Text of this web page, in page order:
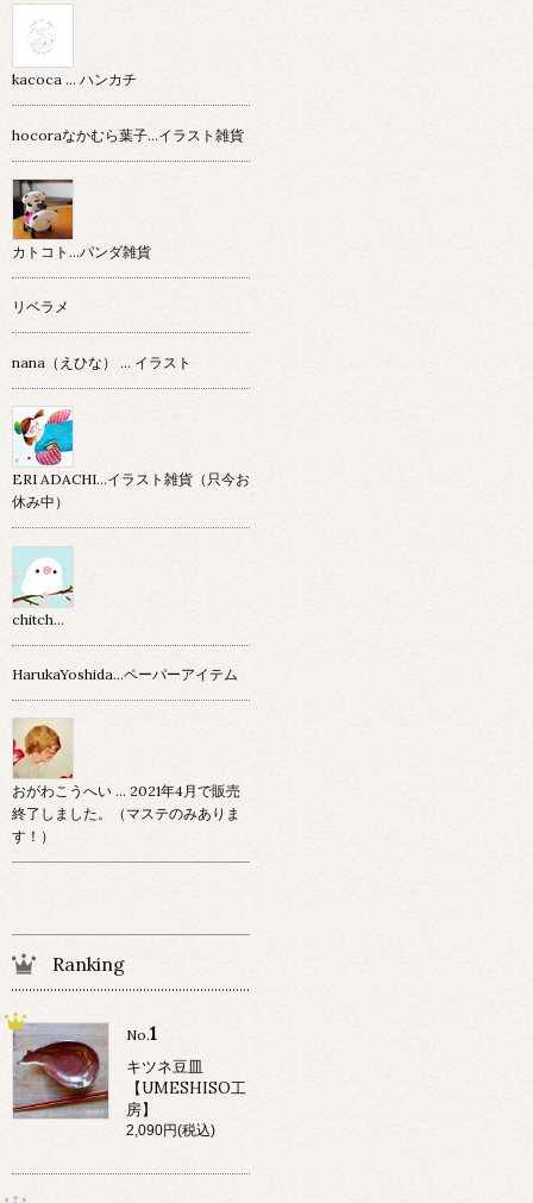
kacoca ... ハンカチ
hocoraなかむら葉子…イラスト雑貨
カトコト…パンダ雑貨
リベラメ
nana（えひな） … イラスト
ERI ADACHI...イラスト雑貨（只今お
休み中）
chitch…
HarukaYoshida…ペーパーアイテム
おがわこうへい … 2021年4月で販売
終了しました。（マステのみありま
す！）
Ranking
No.1
キツネ豆皿
【UMESHISO工
房】
2,090円(税込)